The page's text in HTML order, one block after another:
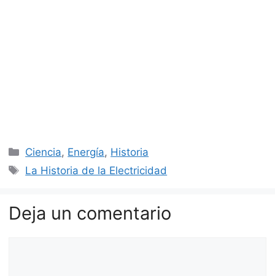
Categorías
Ciencia, Energía, Historia
Etiquetas
La Historia de la Electricidad
Deja un comentario